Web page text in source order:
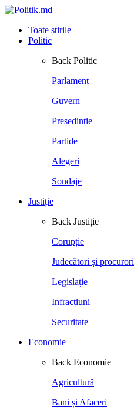
Toate știrile
Politic
Back Politic
Parlament
Guvern
Președinție
Partide
Alegeri
Sondaje
Justiție
Back Justiție
Corupție
Judecători și procurori
Legislație
Infracțiuni
Securitate
Economie
Back Economie
Agricultură
Bani și Afaceri